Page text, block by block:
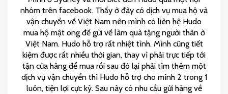
nhóm trên facebook. Thấy ở đây có dịch vụ mua hộ và
vận chuyển về Việt Nam nên mình có liên hệ Hudo
mua hộ mật ong để gửi về làm quà tặng người thân ở
Việt Nam. Hudo hỗ trợ rất nhiệt tình. Mình cũng tiết
kiệm được rất nhiều thời gian, thay vì phải trực tiếp tới
tận cửa hàng để mua rồi sau đó lại phải tìm thêm một
dịch vụ vận chuyển thì Hudo hỗ trợ cho mình 2 trong 1
luôn, tiện lợi cực kỳ. Sau này có nhu cầu gửi hàng về